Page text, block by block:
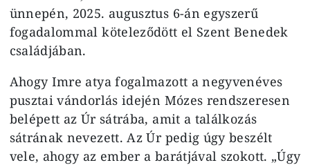
ünnepén, 2025. augusztus 6-án egyszerű
fogadalommal köteleződött el Szent Benedek
családjában.
Ahogy Imre atya fogalmazott a negyvenéves
pusztai vándorlás idején Mózes rendszeresen
belépett az Úr sátrába, amit a találkozás
sátrának nevezett. Az Úr pedig úgy beszélt
vele, ahogy az ember a barátjával szokott. „Úgy